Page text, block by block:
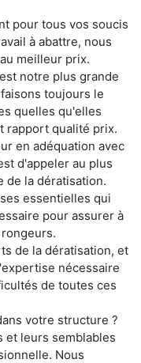
pour tous vos soucis
à abattre, nous
meilleur prix.
notre plus grande
toujours le
quelles qu'elles
rapport qualité prix.
en adéquation avec
d'appeler au plus
de la dératisation.
essentielles qui
pour assurer à
de la dératisation, et
nécessaire
de toutes ces
votre structure ?
et leurs semblables
Nous